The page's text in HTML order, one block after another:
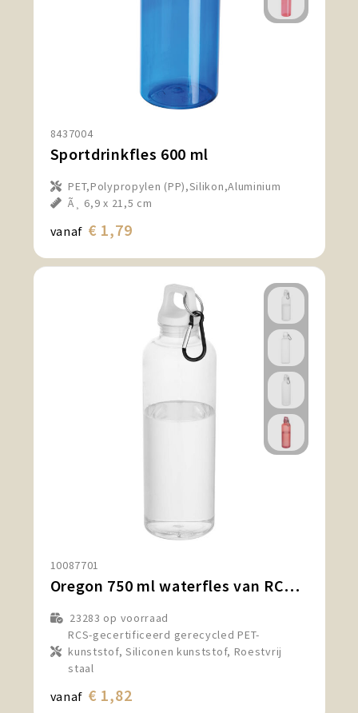
8437004
Sportdrinkfles 600 ml
PET,Polypropylen (PP),Silikon,Aluminium
Ã¸ 6,9 x 21,5 cm
vanaf € 1,79
10087701
Oregon 750 ml waterfles van RCS-gecertificeerd gerecycled plastic met karabijnhaak
23283 op voorraad
RCS-gecertificeerd gerecycled PET-
kunststof, Siliconen kunststof, Roestvrij
staal
vanaf € 1,82